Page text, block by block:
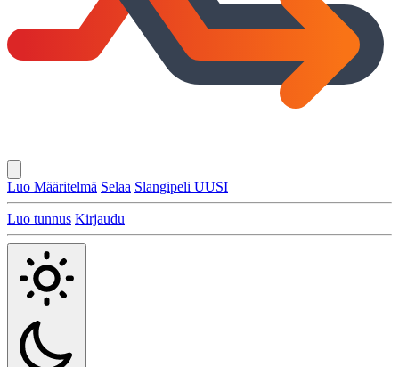
Luo Määritelmä Selaa Slangipeli UUSI
Luo tunnus Kirjaudu